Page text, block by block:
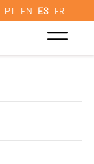
PT EN ES FR